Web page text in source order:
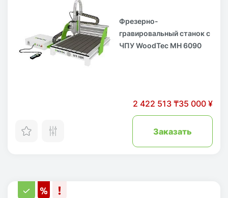
Фрезерно-
гравировальный станок с
ЧПУ WoodTec MH 6090
2 422 513 ₸35 000 ¥
Заказать